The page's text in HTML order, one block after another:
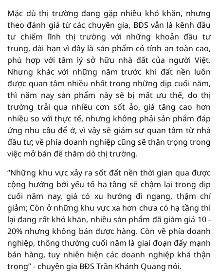
Mặc dù thị trường đang gặp nhiều khó khăn, nhưng
theo đánh giá từ các chuyên gia, BĐS vẫn là kênh đầu
tư chiếm lĩnh thị trường với những khoản đầu tư
trung, dài hạn vì đây là sản phẩm có tính an toàn cao,
phù hợp với tâm lý sở hữu nhà đất của người Việt.
Nhưng khác với những năm trước khi đất nền luôn
được quan tâm nhiều nhất trong những dịp cuối năm,
thì năm nay sản phẩm này sẽ bị mất ưu thế, do thị
trường trải qua nhiều cơn sốt ảo, giá tăng cao hơn
nhiều so với thực tế, nhưng không phải sản phẩm đáp
ứng nhu cầu để ở, vì vậy sẽ giảm sự quan tâm từ nhà
đầu tư; về phía doanh nghiệp cũng sẽ thận trọng trong
việc mở bán để thăm dò thị trường.
“Những khu vực xảy ra sốt đất nền thời gian qua được
cộng hưởng bởi yếu tố hạ tầng sẽ chậm lại trong dịp
cuối năm nay, giá có xu hướng đi ngang, thậm chí
giảm; Còn ở những khu vực xa hơn chưa có hạ tầng thì
lại đang rất khó khăn, nhiều sản phẩm đã giảm giá 10 -
20% nhưng không bán được hàng. Còn về phía doanh
nghiệp, thông thường cuối năm là giai đoạn đẩy mạnh
bán hàng, tuy nhiên hiện các doanh nghiệp khá thận
trọng” - chuyên gia BĐS Trần Khánh Quang nói.